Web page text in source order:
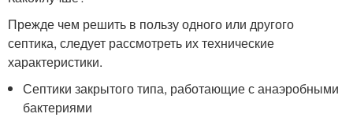
Прежде чем решить в пользу одного или другого
септика, следует рассмотреть их технические
характеристики.
Септики закрытого типа, работающие с анаэробными
бактериями